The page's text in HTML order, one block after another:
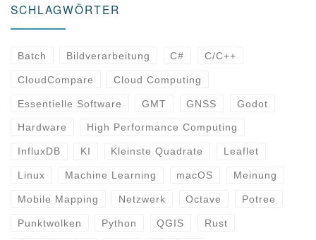
SCHLAGWÖRTER
Batch Bildverarbeitung C# C/C++
CloudCompare Cloud Computing
Essentielle Software GMT GNSS Godot
Hardware High Performance Computing
InfluxDB KI Kleinste Quadrate Leaflet
Linux Machine Learning macOS Meinung
Mobile Mapping Netzwerk Octave Potree
Punktwolken Python QGIS Rust